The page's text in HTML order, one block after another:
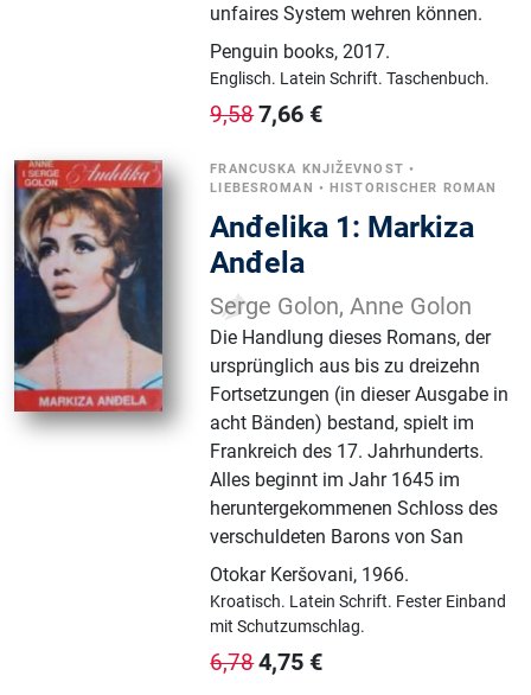
unfaires System wehren können.
Penguin books,2017.
Englisch. Latein Schrift.Taschenbuch.
9,587,66 €
FRANCUSKA KNJIŽEVNOST •
LIEBESROMAN •HISTORISCHER ROMAN
Anđelika 1: Markiza
Anđela
Serge Golon, Anne Golon
Die Handlung dieses Romans, der
ursprünglich aus bis zu dreizehn
Fortsetzungen (in dieser Ausgabe in
acht Bänden) bestand, spielt im
Frankreich des 17. Jahrhunderts.
Alles beginnt im Jahr 1645 im
heruntergekommenen Schloss des
verschuldeten Barons von San
Otokar Keršovani, 1966.
Kroatisch. Latein Schrift. Fester Einband
mit Schutzumschlag.
6,784,75 €